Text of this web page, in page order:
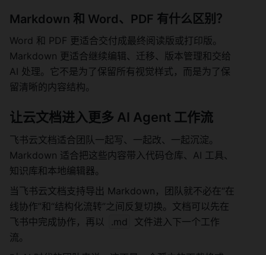
Markdown 和 Word、PDF 有什么区别？
Word 和 PDF 更适合交付成最终阅读版或打印版。
Markdown 更适合继续编辑、迁移、版本管理和交给
AI 处理。它不是为了保留所有视觉样式，而是为了保
留清晰的内容结构。
让云文档进入更多 AI Agent 工作流
飞书云文档适合团队一起写、一起改、一起沉淀。
Markdown 适合把这些内容带入代码仓库、AI 工具、
知识库和本地编辑器。
当飞书云文档支持导出 Markdown，团队就不必在“在
线协作”和“结构化流转”之间反复切换。文档可以先在
飞书中完成协作，再以
.md
文件进入下一个工作
流。